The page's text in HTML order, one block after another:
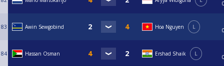
83 Awin Sewgobind Hoa Nguyen L
84 Hassan Osman Ershad Shaik L